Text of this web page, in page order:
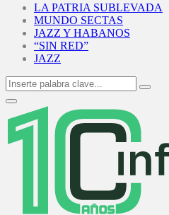
LA PATRIA SUBLEVADA
MUNDO SECTAS
JAZZ Y HABANOS
“SIN RED”
JAZZ
Search
for:
Search
Primary
Menu